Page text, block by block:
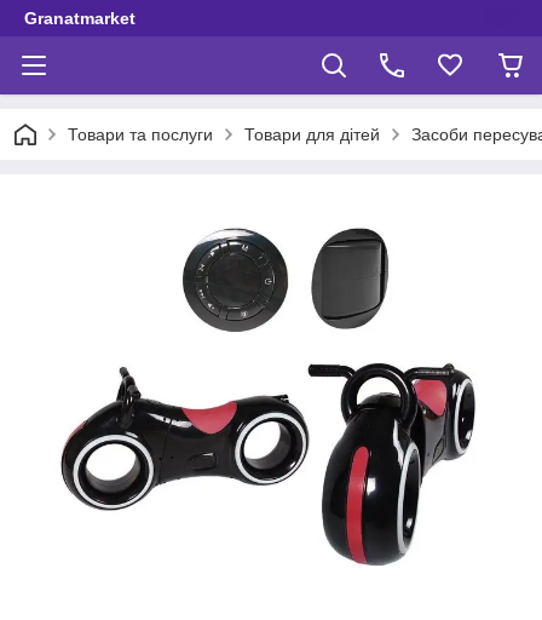
Granatmarket
Товари та послуги Товари для дітей Засоби